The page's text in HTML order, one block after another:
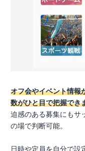
オフ会やイベント情報
数がひと目で把握でき
迫感のある募集にもサ
の場で判断可能。
日時や定員を自分で設